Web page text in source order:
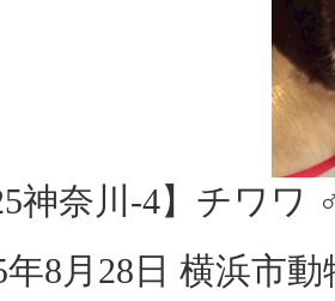
神奈川-4】チワ
年8月28日 横浜市